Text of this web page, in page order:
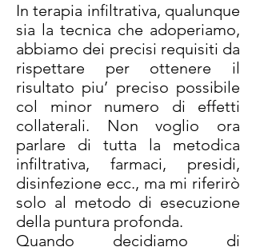
In terapia infiltrativa, qualunque
sia la tecnica che adoperiamo,
abbiamo dei precisi requisiti da
rispettare per ottenere il
risultato piu’ preciso possibile
col minor numero di effetti
collaterali. Non voglio ora
parlare di tutta la metodica
infiltrativa, farmaci, presidi,
disinfezione ecc., ma mi riferirò
solo al metodo di esecuzione
della puntura profonda.
Quando decidiamo di